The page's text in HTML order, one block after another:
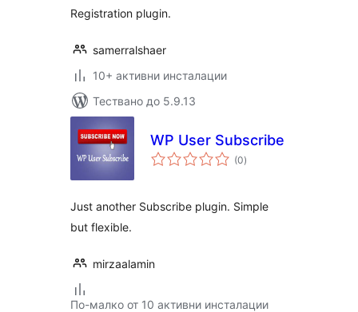
Registration plugin.
samerralshaer
10+ активни инсталации
Тествано до 5.9.13
WP User Subscribe
(0общо
оценки
)
Just another Subscribe plugin. Simple
but flexible.
mirzaalamin
По-малко от 10 активни инсталации